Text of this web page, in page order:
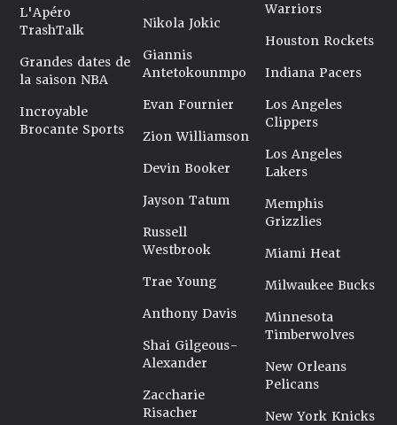
L'Apéro
TrashTalk
Grandes dates de
la saison NBA
Incroyable
Brocante Sports
Nikola Jokic
Giannis
Antetokounmpo
Evan Fournier
Zion Williamson
Devin Booker
Jayson Tatum
Russell
Westbrook
Trae Young
Anthony Davis
Shai Gilgeous-
Alexander
Zaccharie
Risacher
Warriors
Houston Rockets
Indiana Pacers
Los Angeles
Clippers
Los Angeles
Lakers
Memphis
Grizzlies
Miami Heat
Milwaukee Bucks
Minnesota
Timberwolves
New Orleans
Pelicans
New York Knicks